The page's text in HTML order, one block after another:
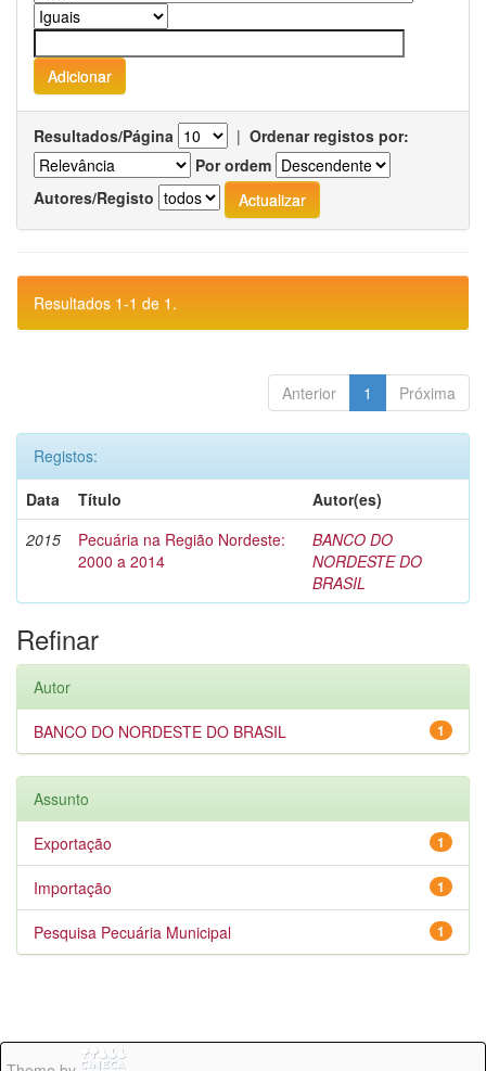
Resultados/Página | Ordenar registos por:
Por ordem
Autores/Registo
Resultados 1-1 de 1.
Anterior 1 Próxima
Registos:
Data
Título
Autor(es)
2015
Pecuária na Região Nordeste:
2000 a 2014
BANCO DO
NORDESTE DO
BRASIL
Refinar
Autor
1
BANCO DO NORDESTE DO BRASIL
Assunto
1
Exportação
1
Importação
1
Pesquisa Pecuária Municipal